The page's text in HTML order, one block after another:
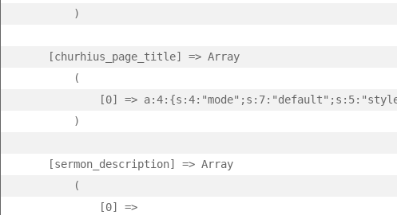
        )
    [churhius_page_title] => Array
        (
[0] =>
        )
    [sermon_description] => Array
        (
            [0] =>